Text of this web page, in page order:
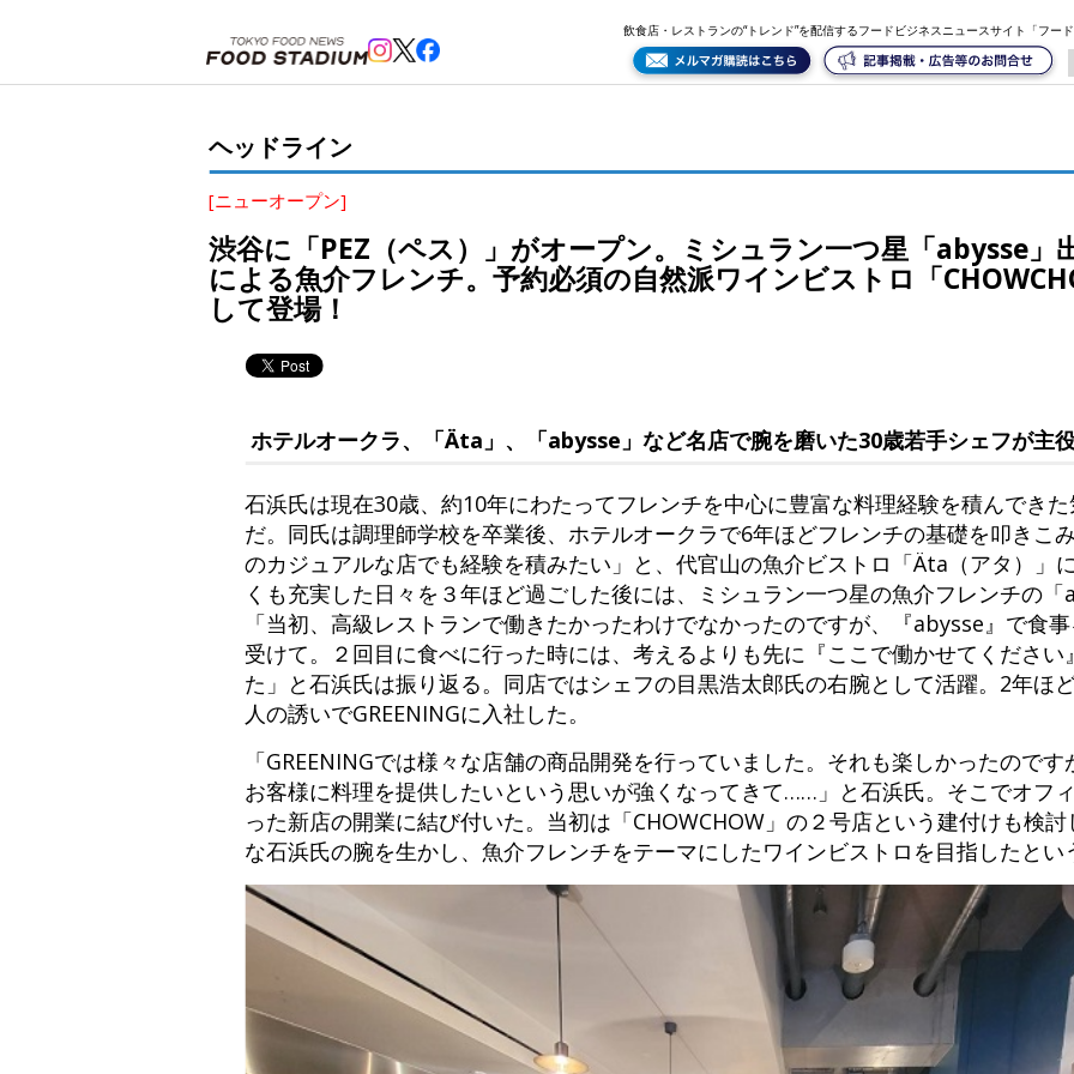
飲食店・レストランの“トレンド”を配信するフードビジネスニュースサイト「フー
ヘッドライン
[ニューオープン]
渋谷に「PEZ（ペス）」がオープン。ミシュラン一つ星「abysse」
による魚介フレンチ。予約必須の自然派ワインビストロ「
して登場！
ホテルオークラ、「Äta」、「abysse」など名店で腕を磨いた30歳若手シェフが主
石浜氏は現在30歳、約10年にわたってフレンチを中心に豊富な料理経験を積んでき
だ。同氏は調理師学校を卒業後、ホテルオークラで6年ほどフレンチの基礎を叩きこ
のカジュアルな店でも経験を積みたい」と、代官山の魚介ビストロ「Äta（アタ）」
くも充実した日々を３年ほど過ごした後には、ミシュラン一つ星の魚介フレンチの
「当初、高級レストランで働きたかったわけでなかったのですが、『abysse』で食
受けて。２回目に食べに行った時には、考えるよりも先に『ここで働かせてください
た」と石浜氏は振り返る。同店ではシェフの目黒浩太郎氏の右腕として活躍。2年ほ
人の誘いでGREENINGに入社した。
「GREENINGでは様々な店舗の商品開発を行っていました。それも楽しかったので
お客様に料理を提供したいという思いが強くなってきて……」と石浜氏。そこでオフ
った新店の開業に結び付いた。当初は「CHOWCHOW」の２号店という建付けも検
な石浜氏の腕を生かし、魚介フレンチをテーマにしたワインビストロを目指したとい